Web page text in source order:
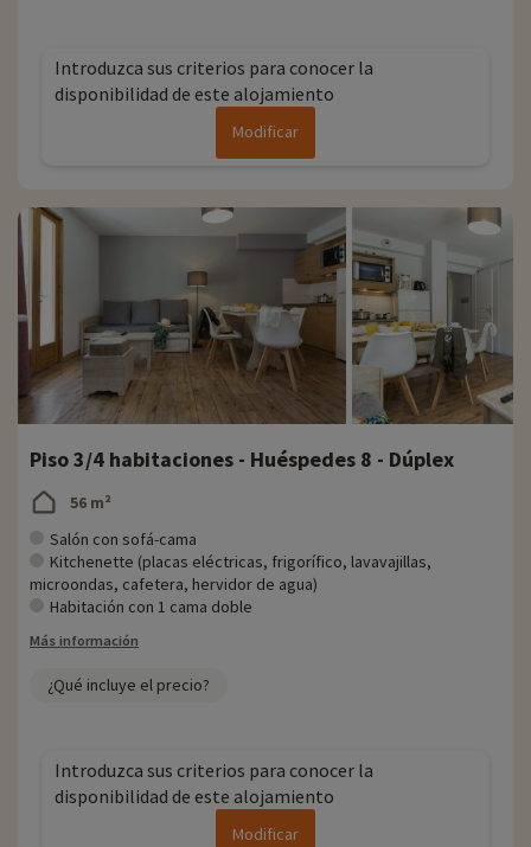
' Estación a 1600 m de altitud, cumbre a 2600 m
' 120 km de pistas
' Conectada al dominio esquiable de Sybelles
Introduzca sus criterios para conocer la
disponibilidad de este alojamiento
Modificar
Piso 3/4 habitaciones - Huéspedes 8 - Dúplex
56 m²
Salón con sofá-cama
Kitchenette (placas eléctricas, frigorífico, lavavajillas,
microondas, cafetera, hervidor de agua)
Habitación con 1 cama doble
Más información
¿Qué incluye el precio?
Introduzca sus criterios para conocer la
disponibilidad de este alojamiento
Modificar